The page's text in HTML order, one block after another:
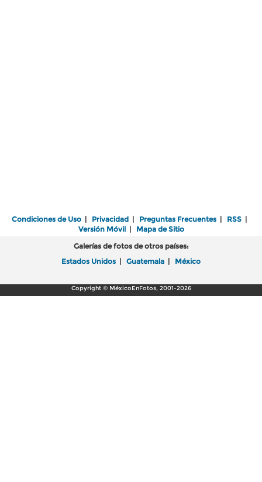
Condiciones de Uso | Privacidad | Preguntas Frecuentes | RSS |
Versión Móvil| Mapa de Sitio
Galerías de fotos de otros países:
Estados Unidos | Guatemala | México
Copyright © MéxicoEnFotos, 2001-2026